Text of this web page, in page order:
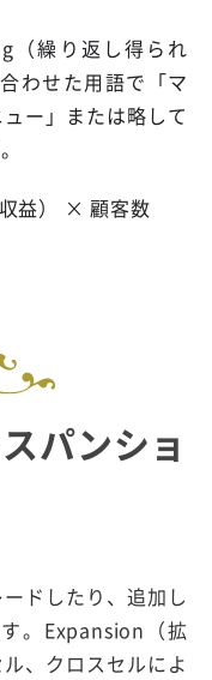
（繰り返し得られ
わせた用語で「マ
ー」または略して
益） × 顧客数
パンショ
ドしたり、追加し
。Expansion（拡
、クロスセルによ